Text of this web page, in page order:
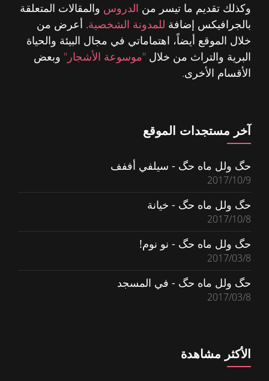
وكذلك تقديم ما تيسر من الدروس والمقالات المتعلقة
بالجرافيكس إضافة للمدونة الشخصية. أعرض من
خلال الموقع أيضاً، اهتماماتي في مجال البيئة والحياة
البرية والتراث من خلال "موسوعة الأشجار" وبعض
الأقسام الأخرى.
آخر مستجدات الموقع
حگ ولل ماه حگ - سيلفي أففف
2017/10/9
حگ ولل ماه حگ - خيانة
2017/10/8
حگ ولل ماه حگ - نو نوم!
2017/03/8
حگ ولل ماه حگ - في المسجد
2017/03/8
الأكثر مشاهدة